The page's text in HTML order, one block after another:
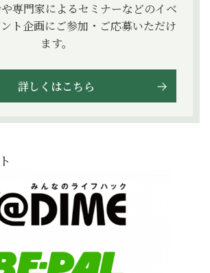
専門家によるセミナーなどのイベ
ト企画にご参加・ご応募いただけ
ます。
詳しくはこちら